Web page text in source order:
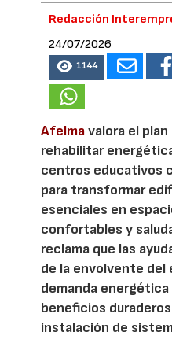
Redacción
24/07/2026
1144
Afelmavalora el
rehabilitar
centros educativos
para transformar
esenciales en
confortables y
reclama que las
de la envolvente del
demanda
beneficios
instalación de